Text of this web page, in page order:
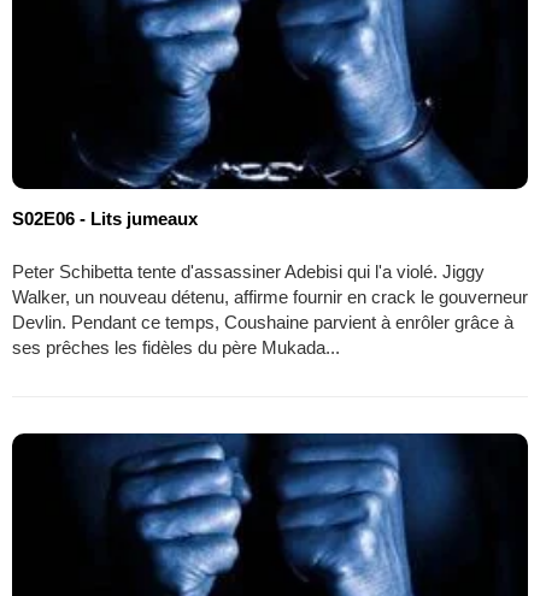
S02E06 - Lits jumeaux
Peter Schibetta tente d'assassiner Adebisi qui l'a violé. Jiggy
Walker, un nouveau détenu, affirme fournir en crack le gouverneur
Devlin. Pendant ce temps, Coushaine parvient à enrôler grâce à
ses prêches les fidèles du père Mukada...